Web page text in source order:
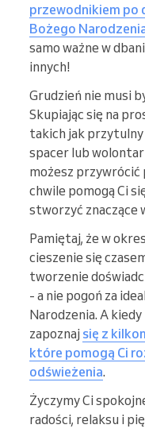
przewodnikiem po
Bożego
samo ważne w
innych!
Grudzień nie musi
Skupiając się na
takich jak
spacer lub
możesz przywrócić
chwile pomogą Ci
stworzyć znaczące
Pamiętaj, że w
cieszenie się
tworzenie
- a nie pogoń za
Narodzenia. A
zapoznaj się z
które pomogą Ci
odświeżenia.
Życzymy Ci
radości, relaksu i